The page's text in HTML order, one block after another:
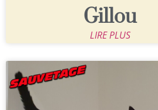
Gillou
LIRE PLUS